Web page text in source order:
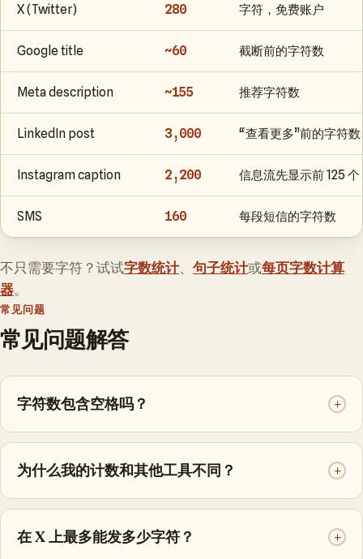
X (Twitter) 280 字符，免费账户
Google title ~60 截断前的字符数
Meta description ~155 推荐字符数
LinkedIn post 3,000 “查看更多”前的字符数
Instagram caption 2,200 信息流先显示前 125 个
SMS 160 每段短信的字符数
不只需要字符？试试字数统计、 句子统计或每页字数计算
器。
常见问题
常见问题解答
字符数包含空格吗？ +
为什么我的计数和其他工具不同？ +
在 X 上最多能发多少字符？ +